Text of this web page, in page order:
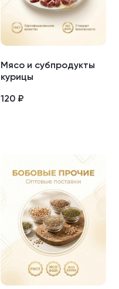
Мясо и субпродукты
курицы
120 ₽